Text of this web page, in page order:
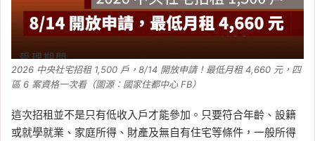
2026 中央社宅招租 1,500 戶，8/14 開放申請！最低月租 4,660 元，四
區 6 案資格一次看（圖源：國家住都中心 FB）
這次招租並不是只有低收入戶才能參加。只要符合年齡、設籍
或就學就業、家庭所得、財產及無自有住宅等條件，一般所得